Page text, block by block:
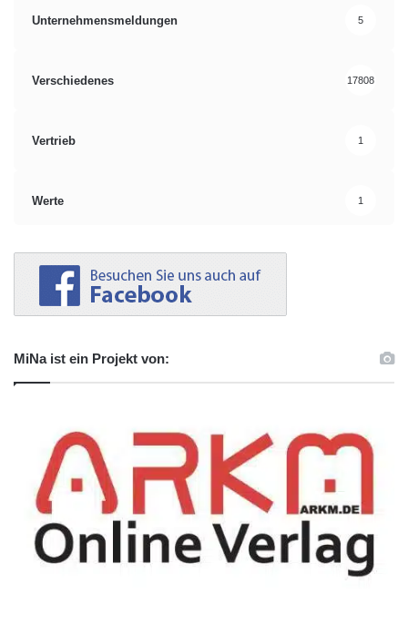
Unternehmensmeldungen 5
Verschiedenes 17808
Vertrieb 1
Werte 1
MiNa ist ein Projekt von: